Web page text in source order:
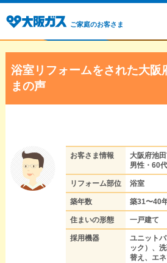
ご家庭のお客さま
浴室リフォームをされた大阪
まの声
お客さま情報
大阪府池
男性・60代
リフォーム部位 浴室
築年数 築31〜40
住まいの形態 一戸建て
採用機器
ユニット
ック）、
替え、エ